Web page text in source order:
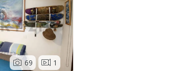
69 1